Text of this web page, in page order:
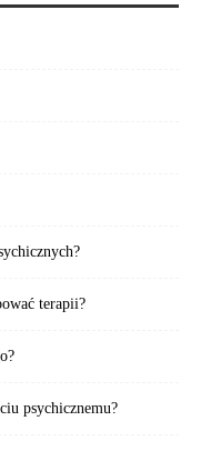
terapii?
psychicznemu?